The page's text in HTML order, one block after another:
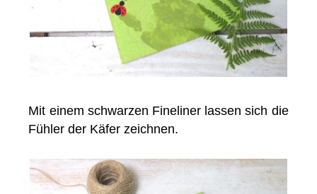
Mit einem schwarzen Fineliner lassen sich die
Fühler der Käfer zeichnen.